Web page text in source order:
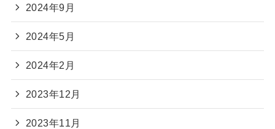
2024年9月
2024年5月
2024年2月
2023年12月
2023年11月